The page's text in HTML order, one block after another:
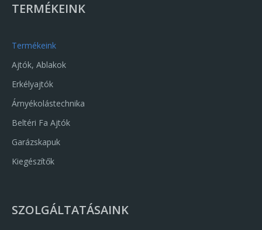
TERMÉKEINK
Termékeink
Ajtók, Ablakok
Erkélyajtók
Árnyékolástechnika
Beltéri Fa Ajtók
Garázskapuk
Kiegészítők
SZOLGÁLTATÁSAINK